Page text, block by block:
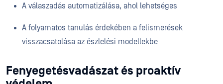
A válaszadás automatizálása, ahol lehetséges
A folyamatos tanulás érdekében a felismerések
visszacsatolása az észlelési modellekbe
Fenyegetésvadászat és proaktív